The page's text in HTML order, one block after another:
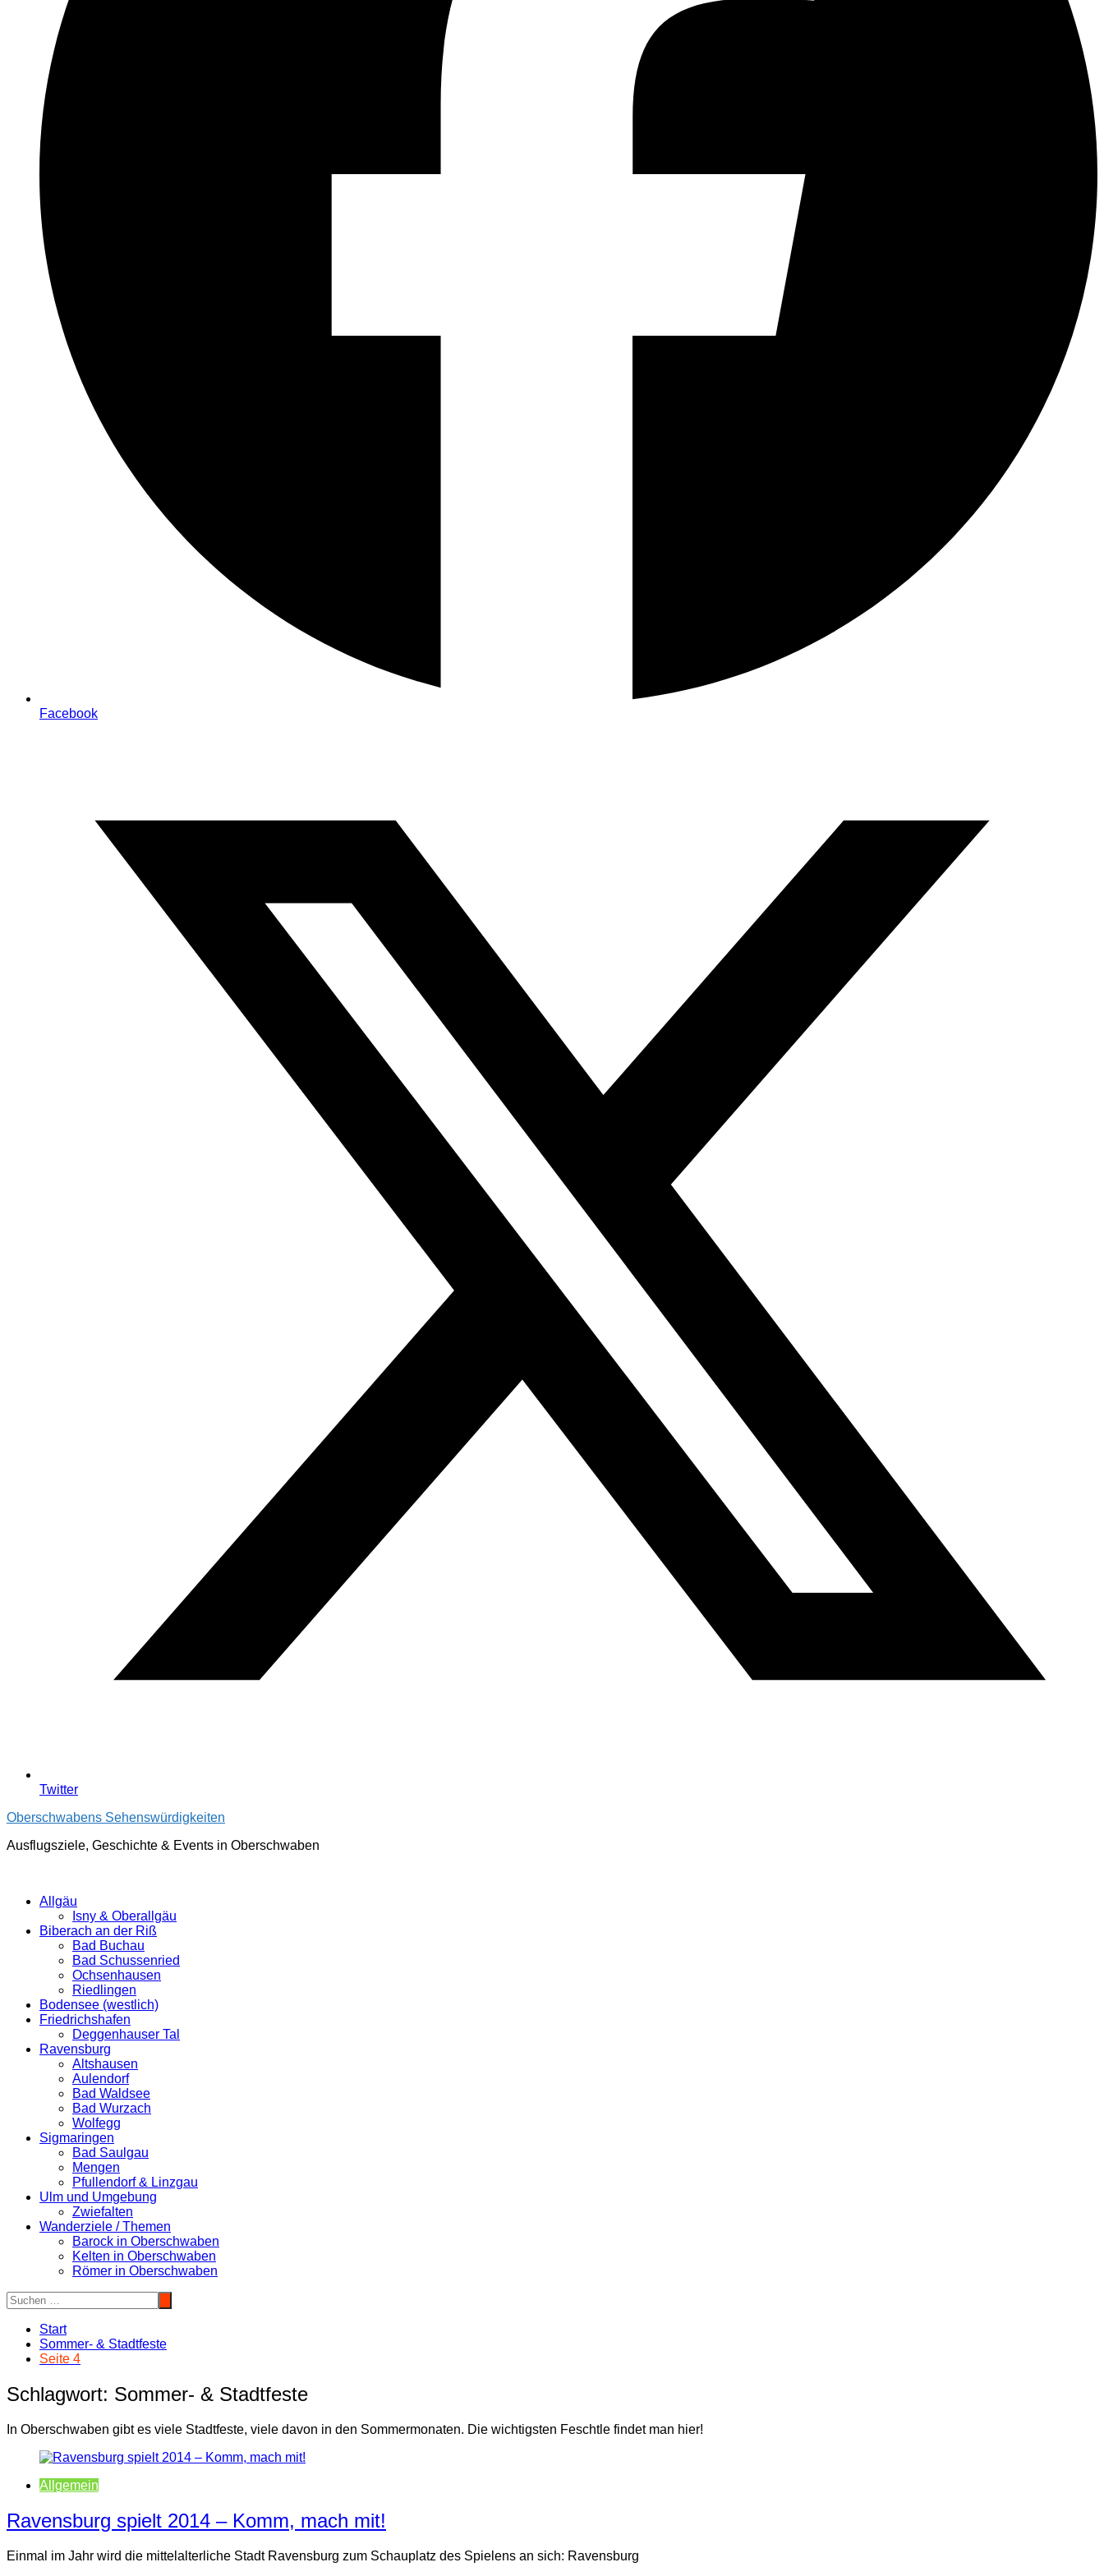
Facebook
Twitter
Oberschwabens Sehenswürdigkeiten
Ausflugsziele, Geschichte & Events in Oberschwaben
Allgäu
Isny & Oberallgäu
Biberach an der Riß
Bad Buchau
Bad Schussenried
Ochsenhausen
Riedlingen
Bodensee (westlich)
Friedrichshafen
Deggenhauser Tal
Ravensburg
Altshausen
Aulendorf
Bad Waldsee
Bad Wurzach
Wolfegg
Sigmaringen
Bad Saulgau
Mengen
Pfullendorf & Linzgau
Ulm und Umgebung
Zwiefalten
Wanderziele / Themen
Barock in Oberschwaben
Kelten in Oberschwaben
Römer in Oberschwaben
Start
Sommer- & Stadtfeste
Seite 4
Schlagwort: Sommer- & Stadtfeste
In Oberschwaben gibt es viele Stadtfeste, viele davon in den Sommermonaten. Die wichtigsten Feschtle findet man hier!
Allgemein
Ravensburg spielt 2014 – Komm, mach mit!
Einmal im Jahr wird die mittelalterliche Stadt Ravensburg zum Schauplatz des Spielens an sich: Ravensburg